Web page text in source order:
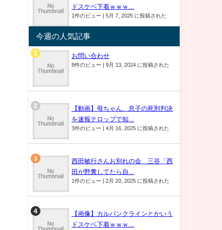
ドスケベ下着ｗｗｗ...
1件のビュー | 5月 7, 2025 に投稿された
今週の人気記事
お問い合わせ
8件のビュー | 9月 13, 2024 に投稿された
【動画】母ちゃん、息子の死刑判決
を速報テロップで知...
3件のビュー | 4月 16, 2025 に投稿された
西田敏行さんお別れの会 三谷「西
田が野糞してたら自...
1件のビュー | 2月 20, 2025 に投稿された
【画像】カルバンクラインとかいう
ドスケベ下着ｗｗｗ...